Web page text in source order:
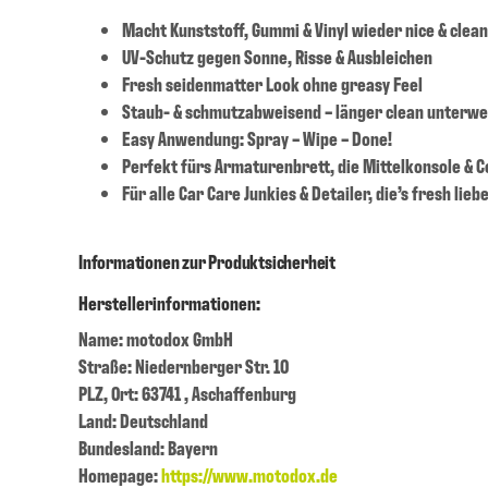
Macht Kunststoff, Gummi & Vinyl wieder nice & clean
UV-Schutz gegen Sonne, Risse & Ausbleichen
Fresh seidenmatter Look ohne greasy Feel
Staub- & schmutzabweisend – länger clean
Easy Anwendung: Spray – Wipe – Done!
Perfekt fürs Armaturenbrett, die Mittelkonsole &
Für alle Car Care Junkies & Detailer, die’s fresh
Informationen zur Produktsicherheit
Herstellerinformationen:
Name: motodox GmbH
Straße: Niedernberger Str. 10
PLZ, Ort: 63741 , Aschaffenburg
Land: Deutschland
Bundesland: Bayern
Homepage:https://www.motodox.de